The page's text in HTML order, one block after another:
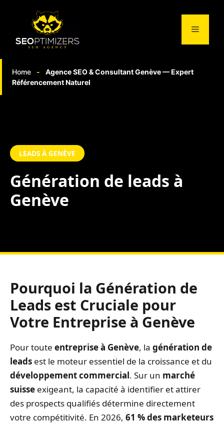
Menu
Home -
Agence SEO & Consultant Genève — Expert
Référencement Naturel
LEADS À GENÈVE
Génération de leads à
Genève
Pourquoi la Génération de
Leads est Cruciale pour
Votre Entreprise à Genève
Pour toute entreprise à Genève, la génération de
leads est le moteur essentiel de la croissance et du
développement commercial. Sur un marché
suisse exigeant, la capacité à identifier et attirer
des prospects qualifiés détermine directement
votre compétitivité. En 2026, 61 % des marketeurs